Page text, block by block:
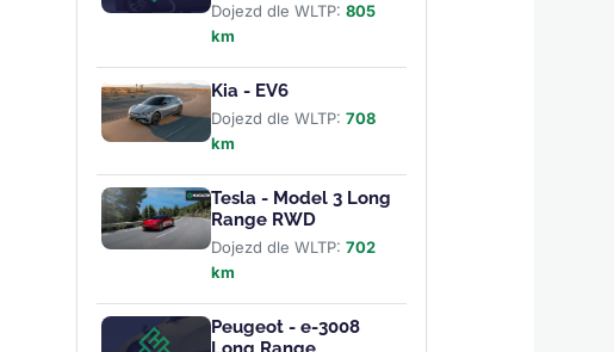
Dojezd dle WLTP: 805
km
Kia - EV6
Dojezd dle WLTP: 708
km
Tesla - Model 3 Long
Range RWD
Dojezd dle WLTP: 702
km
Peugeot - e-3008